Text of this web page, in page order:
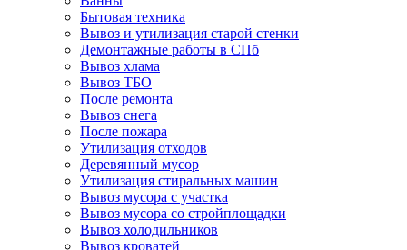
Бытовая техника
Вывоз и утилизация старой стенки
Демонтажные работы в СПб
Вывоз хлама
Вывоз ТБО
После ремонта
Вывоз снега
После пожара
Утилизация отходов
Деревянный мусор
Утилизация стиральных машин
Вывоз мусора с участка
Вывоз мусора со стройплощадки
Вывоз холодильников
Вывоз кроватей